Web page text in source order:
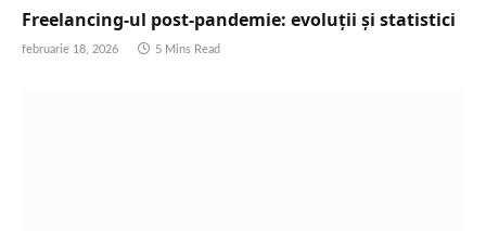
Freelancing-ul post-pandemie: evoluții și statistici
februarie 18, 2026 5 Mins Read